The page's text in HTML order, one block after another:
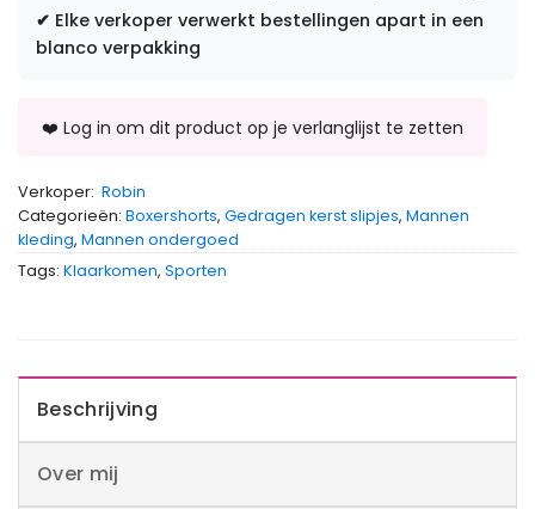
✔ Elke verkoper verwerkt bestellingen apart in een
blanco verpakking
Verkoper: Robin
Categorieën: Boxershorts, Gedragen kerst slipjes, Mannen
kleding, Mannen ondergoed
Tags: Klaarkomen, Sporten
Beschrijving
Over mij